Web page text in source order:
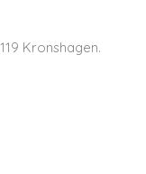
Kronshagen.